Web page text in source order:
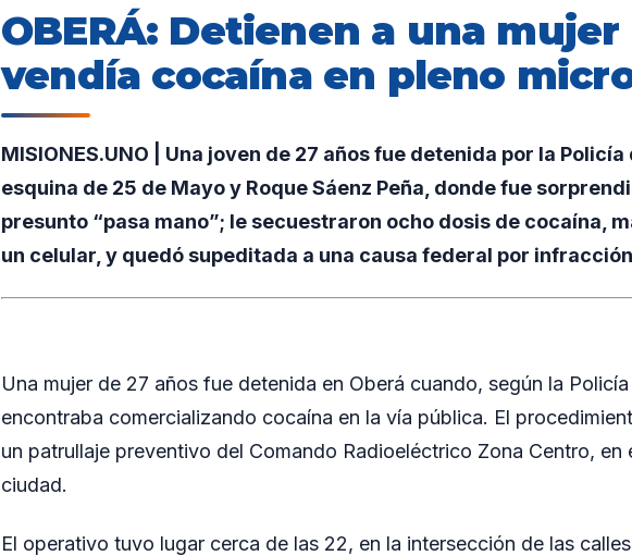
OBERÁ: Detienen a una
vendía cocaína en pleno
MISIONES.UNO | Una joven de 27 años fue detenida por la
esquina de 25 de Mayo y Roque Sáenz Peña, donde fue
presunto “pasa mano”; le secuestraron ocho dosis de cocaína,
un celular, y quedó supeditada a una causa federal por
Una mujer de 27 años fue detenida en Oberá cuando, según la
encontraba comercializando cocaína en la vía pública. El
un patrullaje preventivo del Comando Radioeléctrico Zona Centro, en
ciudad.
El operativo tuvo lugar cerca de las 22, en la intersección de las